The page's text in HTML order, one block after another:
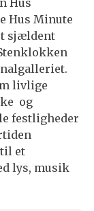
Hus
Hus Minute
sjældent
livlige
og
festligheder
et
lys, musik